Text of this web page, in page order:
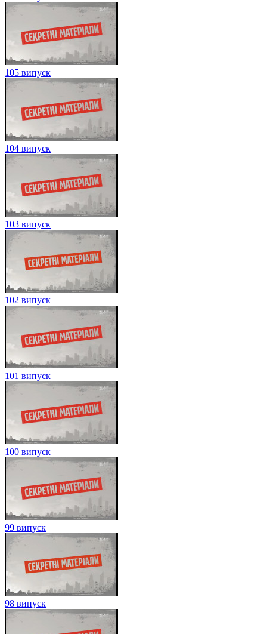
105 випуск
104 випуск
103 випуск
102 випуск
101 випуск
100 випуск
99 випуск
98 випуск